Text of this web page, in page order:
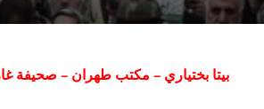
بيتا بختياري – مكتب طهران – صحيفة